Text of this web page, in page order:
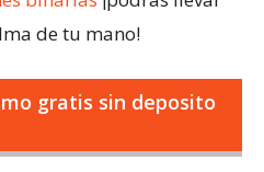
de tu mano!
gratis sin deposito